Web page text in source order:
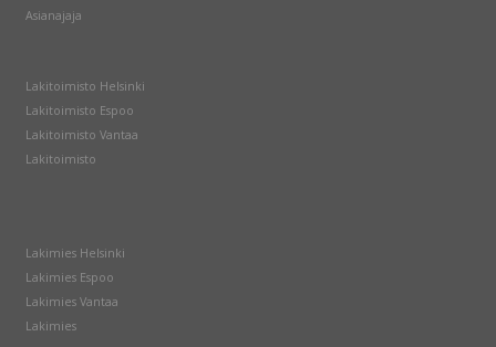
Asianajaja
Lakitoimisto Helsinki
Lakitoimisto Espoo
Lakitoimisto Vantaa
Lakitoimisto
Lakimies Helsinki
Lakimies Espoo
Lakimies Vantaa
Lakimies